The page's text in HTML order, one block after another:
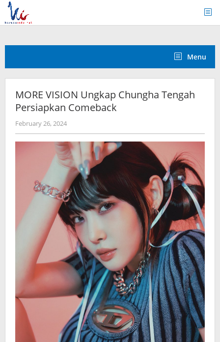
Skip
content
Menu
MORE VISION Ungkap Chungha Tengah
Persiapkan Comeback
February 26, 2024by
wndwnrt